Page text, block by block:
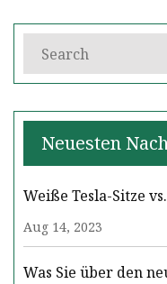
Neuesten
Weiße Tesla-Sitze
Aug 14, 2023
Was Sie über den